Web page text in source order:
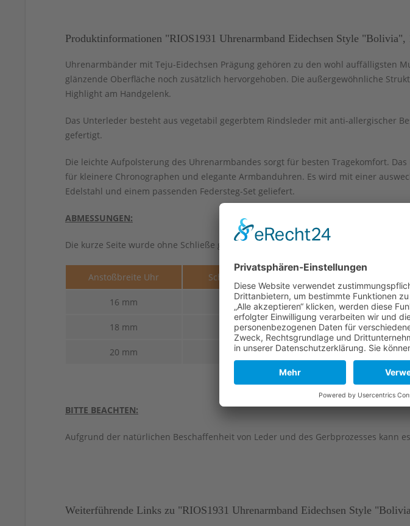
Produktinformationen "RIOS1931 Uhrenarmband Eidechsen Style "Bolivia",
Uhrenarmbänder mit Teju-Eidechsen Prägung gehören zu den wohl auffälligsten
glänzende Oberfläche noch zusätzlich hervorgehoben. Die außergewöhnliche
Highlight am Handgelenk.
Das Unterleder besteht aus vegetabil gegerbtem Rindsleder mit anti-allergischer
gefertigt.
Die leichte Aufpolsterung des Uhrenarmbandes sorgt für besten Tragekomfort.
für kleinere Chronographen und elegante Armbanduhren. Es wird mit einer
Edelstahl und einem passenden Federsteg-Set geliefert.
ABMESSUNGEN:
Die kurze Seite wurde ohne Schließe gemessen.
Anstoßbreite Uhr Schließenbreite Lange Seite
16 mm 14 mm 114 mm
18 mm 16 mm 114 mm
20 mm 18 mm 114 mm
BITTE BEACHTEN:
Aufgrund der natürlichen Beschaffenheit von Leder und des Gerbprozesses kann
Weiterführende Links zu "RIOS1931 Uhrenarmband Eidechsen Style